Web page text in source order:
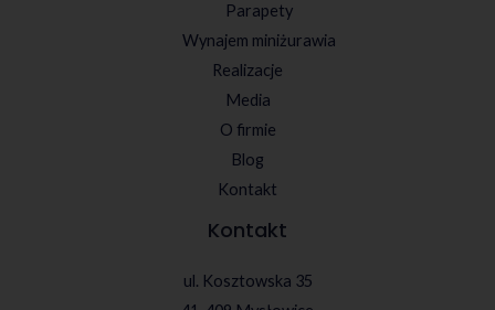
Parapety
Wynajem miniżurawia
Realizacje
Media
O firmie
Blog
Kontakt
Kontakt
ul. Kosztowska 35